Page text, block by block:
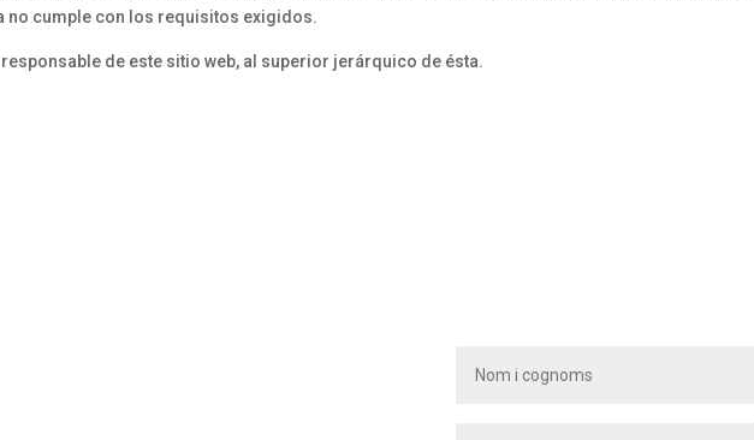
no cumple con los requisitos exigidos.
de este sitio web, al superior jerárquico de ésta.